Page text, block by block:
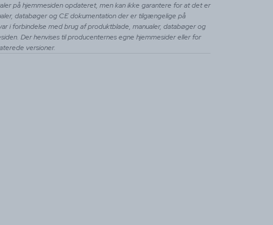
på hjemmesiden opdateret, men kan ikke garantere for at det er
databøger og CE dokumentation der er tilgængelige på
i forbindelse med brug af produktblade, manualer, databøger og
Der henvises til producenternes egne hjemmesider eller for
versioner.